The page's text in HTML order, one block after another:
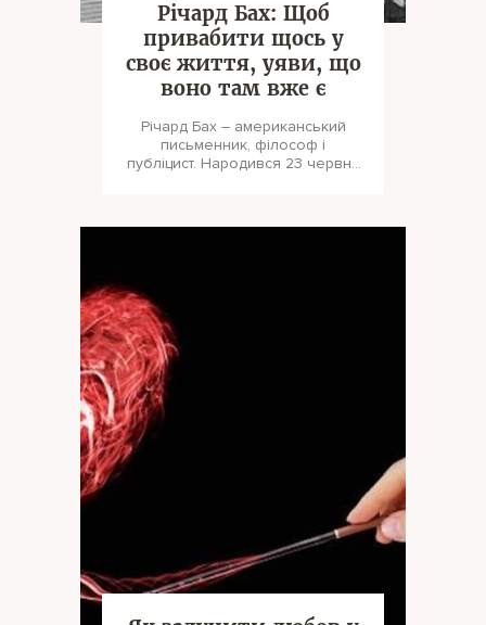
Річард Бах: Щоб
привабити щось у
своє життя, уяви, що
воно там вже є
Річард Бах – американський
письменник, філософ і
публіцист. Народився 23 червня